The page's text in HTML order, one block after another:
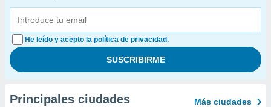
He leído y acepto la política de privacidad.
Principales ciudades Más ciudades